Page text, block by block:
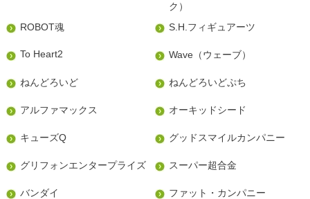
ク）
ROBOT魂
S.H.フィギュアーツ
To Heart2 Wave（ウェーブ）
ねんどろいど ねんどろいどぷち
アルファマックス オーキッドシード
キューズQ グッドスマイルカンパニー
グリフォンエンタープライズ スーパー超合金
バンダイ ファット・カンパニー